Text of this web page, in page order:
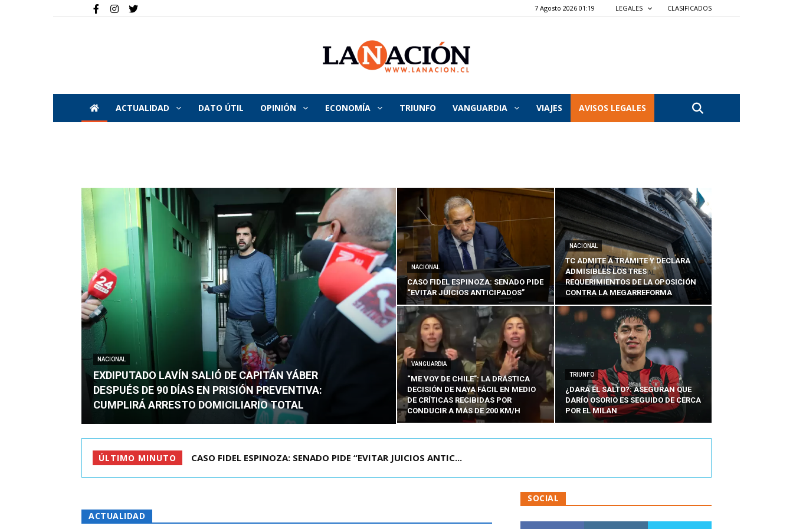
7 Agosto 2026 01:19 LEGALES CLASIFICADOS
La
Nación
ACTUALIDAD DATO ÚTIL OPINIÓN ECONOMÍA TRIUNFO VANGUARDIA VIAJES AVISOS LEGALES
NACIONAL
EXDIPUTADO LAVÍN SALIÓ DE CAPITÁN YÁBER
DESPUÉS DE 90 DÍAS EN PRISIÓN PREVENTIVA:
CUMPLIRÁ ARRESTO DOMICILIARIO TOTAL
NACIONAL
CASO FIDEL ESPINOZA: SENADO PIDE
“EVITAR JUICIOS ANTICIPADOS”
NACIONAL
TC ADMITE A TRÁMITE Y DECLARA
ADMISIBLES LOS TRES
REQUERIMIENTOS DE LA OPOSICIÓN
CONTRA LA MEGARREFORMA
VANGUARDIA
“ME VOY DE CHILE”: LA DRÁSTICA
DECISIÓN DE NAYA FÁCIL EN MEDIO
DE CRÍTICAS RECIBIDAS POR
CONDUCIR A MÁS DE 200 KM/H
TRIUNFO
¿DARÁ EL SALTO?: ASEGURAN QUE
DARÍO OSORIO ES SEGUIDO DE CERCA
POR EL MILAN
ÚLTIMO MINUTO TC ADMITE A TRÁMITE Y DECLARA ADMISIBLES LOS TRES REQU...
ACTUALIDAD
SOCIAL